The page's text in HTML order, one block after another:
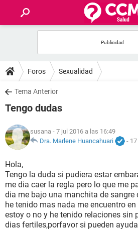
FOROS
SALUD
FAMILIA
NUTRICIÓN
BIENESTAR
SEXUALIDAD
GLOSARIO
Foros Sexualidad
Tema Anterior
Tengo dudas
susana - 7 jul 2016 a las 16:49
Dra. Marlene Huancahuari
-
Hola,
Tengo la duda si pudiera estar
me dia caer la regla pero lo que me
dia me bajo una manchita de sangre
he tenido mas nada me encuentro
estoy o no y he tenido relaciones sin
dias fertiles,porfavor si pueden